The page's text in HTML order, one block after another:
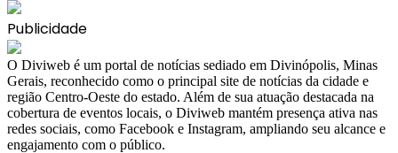
Publicidade
​O Diviweb é um portal de notícias sediado em Divinópolis, Minas
Gerais, reconhecido como o principal site de notícias da cidade e
região Centro-Oeste do estado. Além de sua atuação destacada na
cobertura de eventos locais, o Diviweb mantém presença ativa nas
redes sociais, como Facebook e Instagram, ampliando seu alcance e
engajamento com o público.